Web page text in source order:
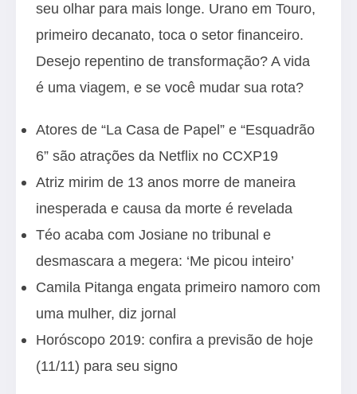
seu olhar para mais longe. Urano em Touro,
primeiro decanato, toca o setor financeiro.
Desejo repentino de transformação? A vida
é uma viagem, e se você mudar sua rota?
Atores de “La Casa de Papel” e “Esquadrão
6” são atrações da Netflix no CCXP19
Atriz mirim de 13 anos morre de maneira
inesperada e causa da morte é revelada
Téo acaba com Josiane no tribunal e
desmascara a megera: ‘Me picou inteiro’
Camila Pitanga engata primeiro namoro com
uma mulher, diz jornal
Horóscopo 2019: confira a previsão de hoje
(11/11) para seu signo